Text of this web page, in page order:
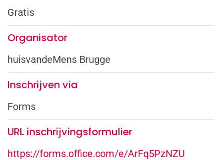
Gratis
Organisator
huisvandeMens Brugge
Inschrijven via
Forms
URL inschrijvingsformulier
https://forms.office.com/e/ArFq5PzNZU